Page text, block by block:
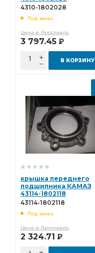
4310-1802028
Под заказ
Цена в Ярославль
3 797.45 Р
В КОРЗИНУ
крышка переднего
подшипника КАМАЗ
43114-1802118
43114-1802118
Под заказ
Цена в Ярославль
2 324.71 Р